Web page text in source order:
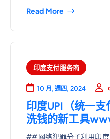
Read More
印度支付服务商
10 月, 週四, 2024
印度UPI（统一
洗钱的新工具
## 网络犯罪分子利用印度